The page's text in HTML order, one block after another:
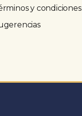
y condiciones